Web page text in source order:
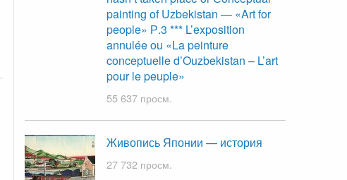
painting of Uzbekistan — «Art for
people» Р.3 *** L’exposition
annulée ou «La peinture
conceptuelle d’Ouzbekistan – L’art
pour le peuple»
55 637 просм.
Живопись Японии — история
27 732 просм.